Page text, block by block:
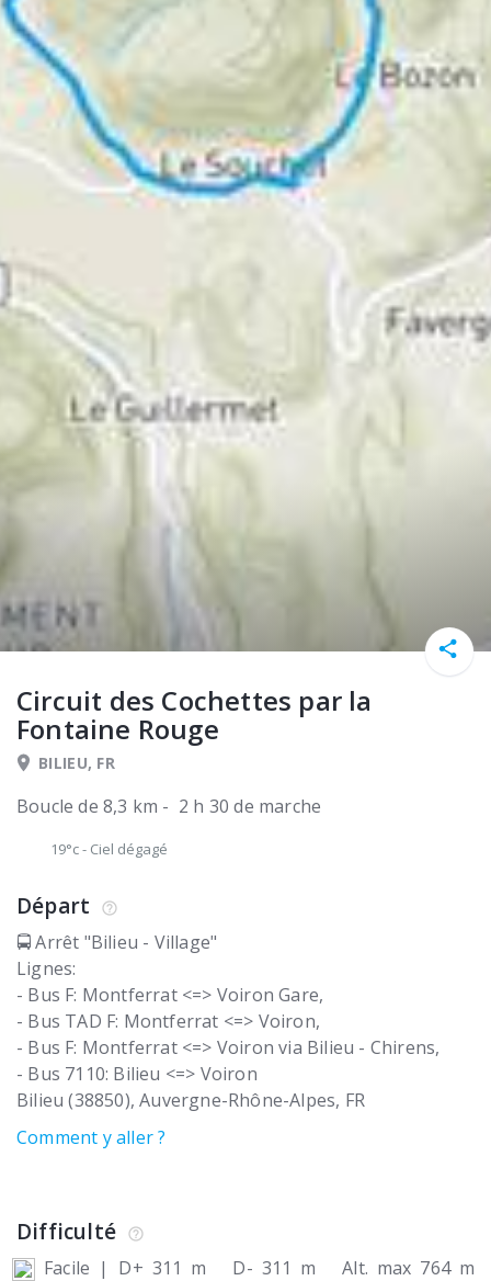
Circuit des Cochettes par la
Fontaine Rouge
BILIEU, FR
Boucle de 8,3 km - 2 h 30 de marche
19°c- Ciel dégagé
Départ
🚍 Arrêt "Bilieu - Village"
Lignes:
- Bus F: Montferrat <=> Voiron Gare,
- Bus TAD F: Montferrat <=> Voiron,
- Bus F: Montferrat <=> Voiron via Bilieu - Chirens,
- Bus 7110: Bilieu <=> Voiron
Bilieu (38850) Auvergne-Rhône-Alpes FR
Comment y aller ?
Difficulté
Facile | D+ 311 m D- 311 m
Alt. max 764 m